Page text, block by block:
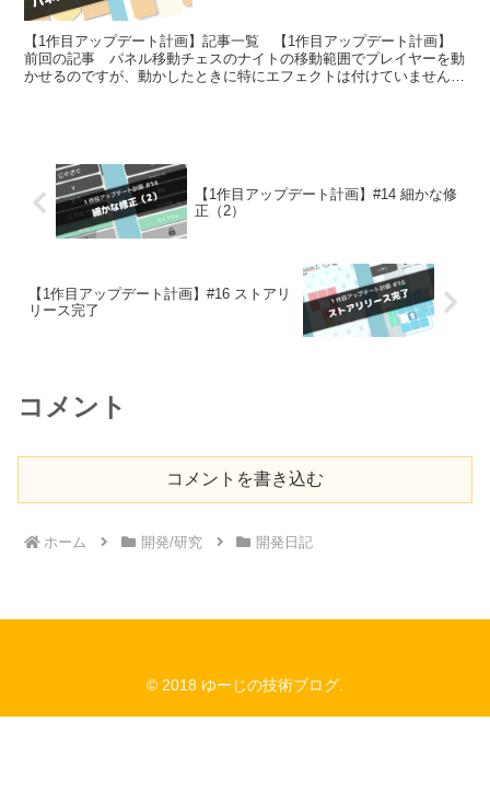
【1作目アップデート計画】記事一覧 【1作目アップデート計画】
前回の記事 パネル移動チェスのナイトの移動範囲でプレイヤーを動
かせるのですが、動かしたときに特にエフェクトは付けていませんで
【1作目アップデート計画】#14 細かな修
正（2）
【1作目アップデート計画】#16 ストアリ
リース完了
コメント
コメントを書き込む
ホーム 開発/研究 開発日記
© 2018 ゆーじの技術ブログ.